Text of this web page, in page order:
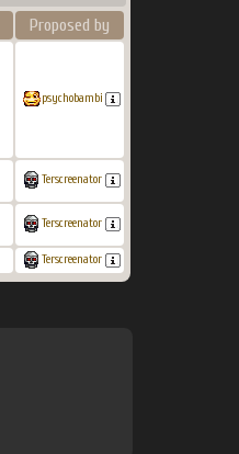
Proposed by
psychobambi
Terscreenator
Terscreenator
Terscreenator